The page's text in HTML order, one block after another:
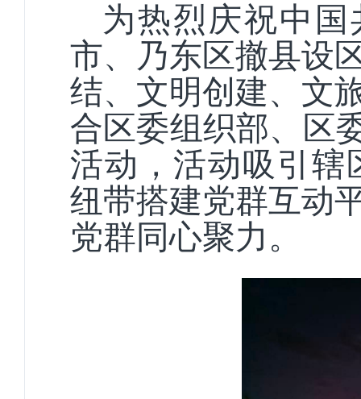
为热烈庆祝中
市、乃东区撤县设
结、文明创建、文
合区委组织部、区
活动，活动吸引辖
纽带搭建党群互动
党群同心聚力。